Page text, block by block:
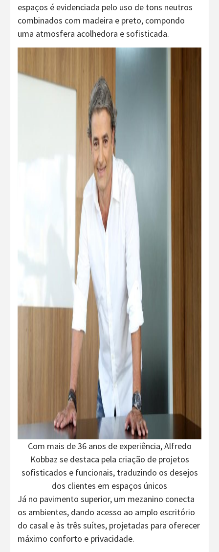
espaços é evidenciada pelo uso de tons neutros
combinados com madeira e preto, compondo
uma atmosfera acolhedora e sofisticada.
Com mais de 36 anos de experiência, Alfredo
Kobbaz se destaca pela criação de projetos
sofisticados e funcionais, traduzindo os desejos
dos clientes em espaços únicos
Já no pavimento superior, um mezanino conecta
os ambientes, dando acesso ao amplo escritório
do casal e às três suítes, projetadas para oferecer
máximo conforto e privacidade.